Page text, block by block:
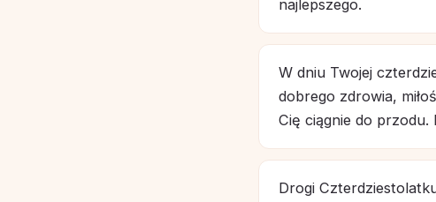
najlepszego.
W dniu Twojej
dobrego zdrowia,
Cię ciągnie do
Drogi